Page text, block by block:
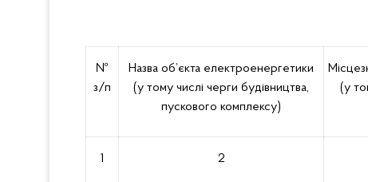
№
з/п
Назва об’єкта електроенергетики
(у тому числі черги будівництва,
пускового комплексу)
(у
1 2